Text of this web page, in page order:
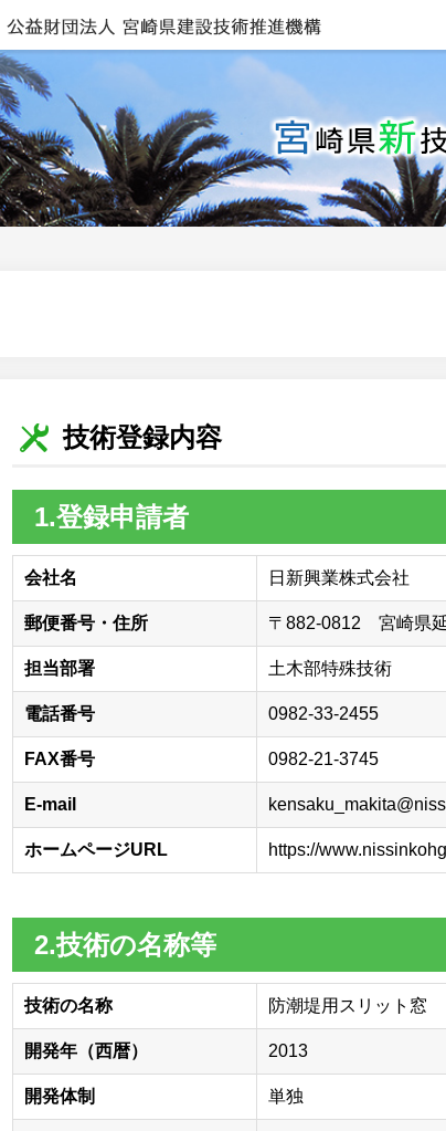
技術登録内容
1.登録申請者
会社名 日新興業株式会社
郵便番号・住所 〒882-0812 宮崎県
担当部署 土木部特殊技術
電話番号 0982-33-2455
FAX番号 0982-21-3745
E-mail
ホームページURL https://
2.技術の名称等
技術の名称 防潮堤用スリット窓
開発年（西暦） 2013
開発体制 単独